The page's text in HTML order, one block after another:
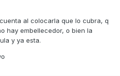
al colocarla que lo cubra, q
hay embellecedor, o bien la
y ya esta.